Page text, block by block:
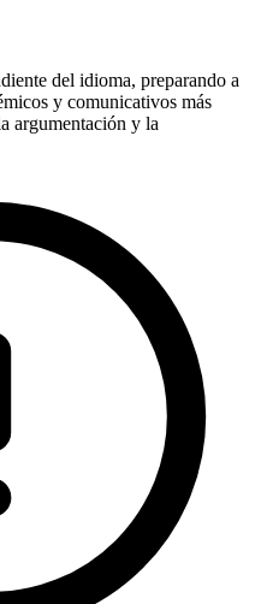
del idioma, preparando a
y comunicativos más
argumentación y la